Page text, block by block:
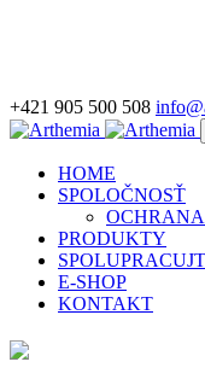
+421 905 500 508
HOME
SPOLOČNOSŤ
PRODUKTY
E-SHOP
KONTAKT